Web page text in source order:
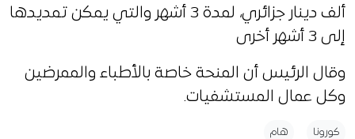
ألف دينار جزائري، لمدة 3 أشهر والتي يمكن تمديدها
إلى 3 أشهر أخرى
وقال الرئيس أن المنحة خاصة بالأطباء والممرضين
وكل عمال المستشفيات.
كورونا هام